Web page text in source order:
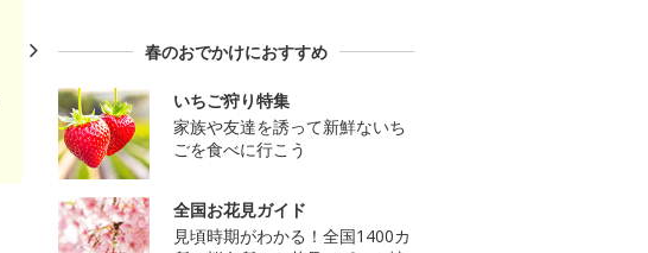
春のおでかけにおすすめ
いちご狩り特集
家族や友達を誘って新鮮ないち
ごを食べに行こう
全国お花見ガイド
見頃時期がわかる！全国1400カ